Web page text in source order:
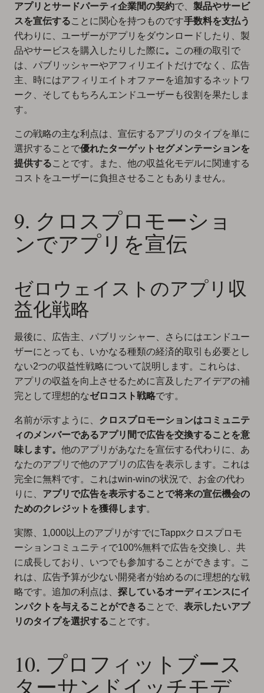
アプリとサードパーティ企業間の契約で、 製品やサービ
スを宣伝することに関心を持つものです手数料を支払う
代わりに、ユーザーがアプリをダウンロードしたり、製
品やサービスを購入したりした際に 。
この種の取引で
は、パブリッシャーやアフィリエイトだけでなく、広告
主、時にはアフィリエイトオファーを追加するネットワ
ーク、そしてもちろんエンドユーザーも役割を果たしま
す。
この戦略の主な利点は、宣伝するアプリのタイプを単に
選択することで優れたターゲットセグメンテーションを
提供することです。また、他の収益化モデルに関連する
コストをユーザーに負担させることもありません。
9. クロスプロモーショ
ンでアプリを宣伝
ゼロウェイストのアプリ収
益化戦略
最後に、広告主、パブリッシャー、さらにはエンドユー
ザーにとっても、いかなる種類の経済的取引も必要とし
ない2つの収益性戦略について説明します。これらは、
アプリの収益を向上させるために言及したアイデアの補
完として理想的なゼロコスト戦略です。
名前が示すように、 クロスプロモーションはコミュニテ
ィのメンバーであるアプリ間で広告を交換することを意
味します。 他のアプリがあなたを宣伝する代わりに、あ
なたのアプリで他のアプリの広告を表示します。これは
完全に無料です。これはwin-winの状況で、お金の代わ
りに、 アプリで広告を表示することで将来の宣伝機会の
ためのクレジットを獲得します。
実際、1,000以上のアプリがすでにTappxクロスプロモ
ーションコミュニティで100%無料で広告を交換し、共
に成長しており、いつでも参加することができます。こ
れは、広告予算が少ない開発者が始めるのに理想的な戦
略です。追加の利点は、 探しているオーディエンスにイ
ンパクトを与えることができることで、 表示したいアプ
リのタイプを選択することです。
10. プロフィットブース
ターサンドイッチモデ